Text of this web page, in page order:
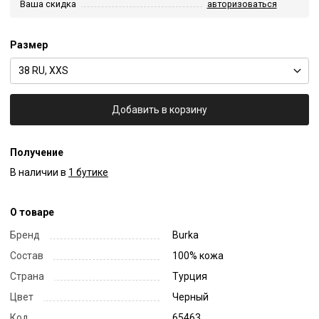
Ваша скидка авторизоваться
Размер
38 RU, XXS
Добавить в корзину
Получение
В наличии в 1 бутике
О товаре
Бренд
Burka
Состав
100% кожа
Страна
Турция
Цвет
Черный